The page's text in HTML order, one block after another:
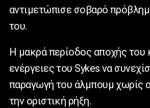
αντιμετώπισε σοβαρό
του.
Η μακρά περίοδος αποχής του
ενέργειες του Sykes να
παραγωγή του άλμπουμ χωρίς
την οριστική ρήξη.